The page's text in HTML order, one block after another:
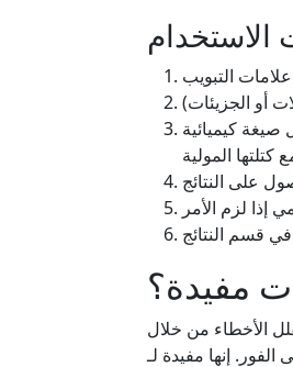
صيغة كيميائية
مفيدة؟
الأخطاء من خلال